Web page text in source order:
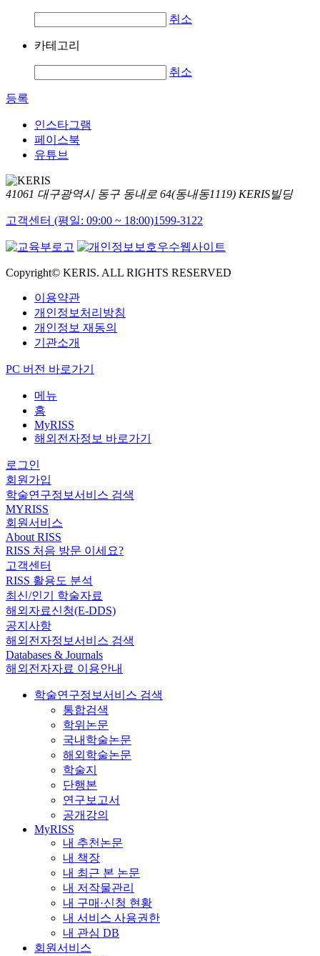
취소
카테고리
취소
등록
인스타그램
페이스북
유튜브
41061 대구광역시 동구 동내로 64(동내동1119) KERIS빌딩
고객센터 (평일: 09:00 ~ 18:00)1599-3122
Copyright© KERIS. ALL RIGHTS RESERVED
이용약관
개인정보처리방침
개인정보 재동의
기관소개
PC 버전 바로가기
메뉴
홈
MyRISS
해외전자정보 바로가기
로그인
회원가입
학술연구정보서비스 검색
MYRISS
회원서비스
About RISS
RISS 처음 방문 이세요?
고객센터
RISS 활용도 분석
최신/인기 학술자료
해외자료신청(E-DDS)
공지사항
해외전자정보서비스 검색
Databases & Journals
해외전자자료 이용안내
학술연구정보서비스 검색
통합검색
학위논문
국내학술논문
해외학술논문
학술지
단행본
연구보고서
공개강의
MyRISS
내 추천논문
내 책장
내 최근 본 논문
내 저작물관리
내 구매·신청 현황
내 서비스 사용권한
내 관심 DB
회원서비스